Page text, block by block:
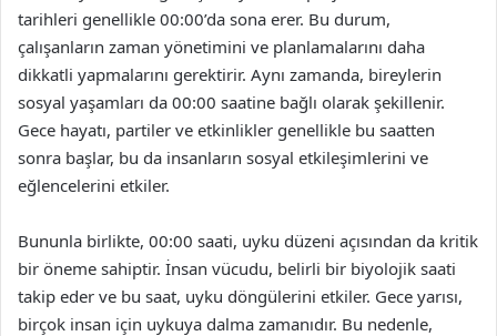
tarihleri genellikle 00:00’da sona erer. Bu durum,
çalışanların zaman yönetimini ve planlamalarını daha
dikkatli yapmalarını gerektirir. Aynı zamanda, bireylerin
sosyal yaşamları da 00:00 saatine bağlı olarak şekillenir.
Gece hayatı, partiler ve etkinlikler genellikle bu saatten
sonra başlar, bu da insanların sosyal etkileşimlerini ve
eğlencelerini etkiler.
Bununla birlikte, 00:00 saati, uyku düzeni açısından da kritik
bir öneme sahiptir. İnsan vücudu, belirli bir biyolojik saati
takip eder ve bu saat, uyku döngülerini etkiler. Gece yarısı,
birçok insan için uykuya dalma zamanıdır. Bu nedenle,